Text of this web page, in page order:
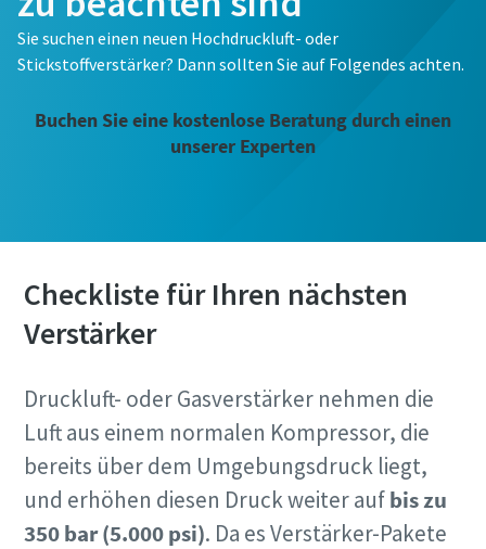
Sie suchen einen neuen Hochdruckluft- oder
Stickstoffverstärker? Dann sollten Sie auf Folgendes achten.
Buchen Sie eine kostenlose Beratung durch einen
unserer Experten
Checkliste für Ihren nächsten
Verstärker
Druckluft- oder Gasverstärker nehmen die
Luft aus einem normalen Kompressor, die
bereits über dem Umgebungsdruck liegt,
und erhöhen diesen Druck weiter aufbis zu
350 bar (5.000 psi). Da es Verstärker-Pakete